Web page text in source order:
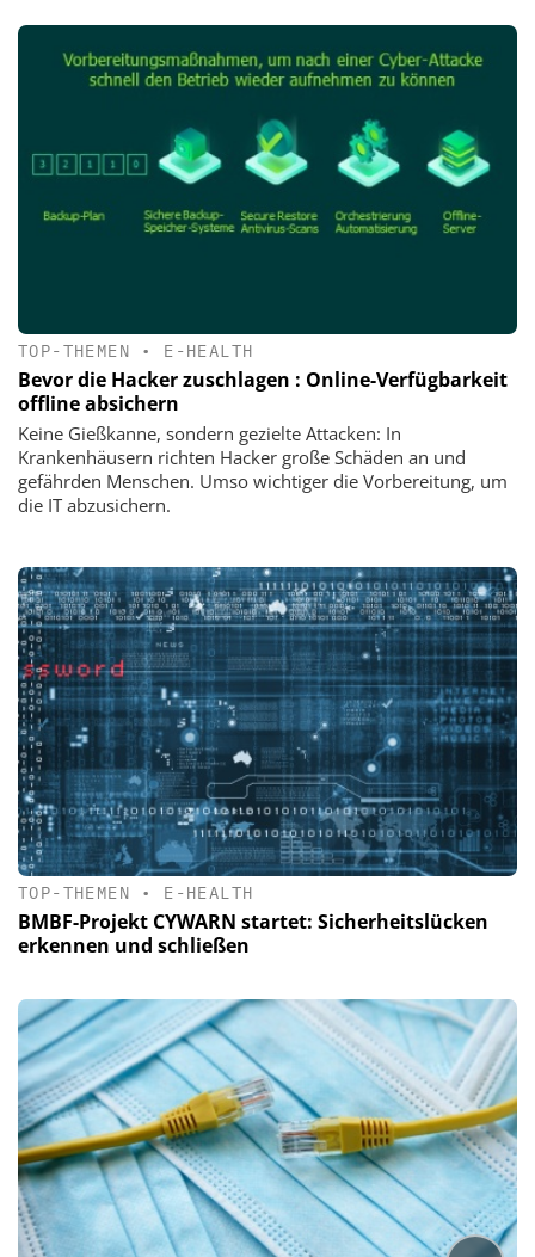
TOP-THEMEN • E-HEALTH
Bevor die Hacker zuschlagen : Online-Verfügbarkeit
offline absichern
Keine Gießkanne, sondern gezielte Attacken: In
Krankenhäusern richten Hacker große Schäden an und
gefährden Menschen. Umso wichtiger die Vorbereitung, um
die IT abzusichern.
TOP-THEMEN • E-HEALTH
BMBF-Projekt CYWARN startet: Sicherheitslücken
erkennen und schließen